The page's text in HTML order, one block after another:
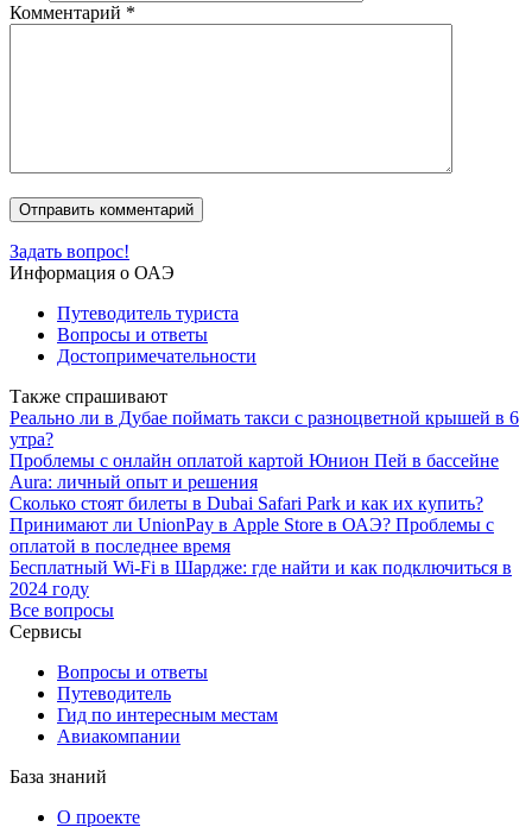
Комментарий *
Задать вопрос!
Информация о ОАЭ
Путеводитель туриста
Вопросы и ответы
Достопримечательности
Также спрашивают
Реально ли в Дубае поймать такси с разноцветной крышей в 6
утра?
Проблемы с онлайн оплатой картой Юнион Пей в бассейне
Aura: личный опыт и решения
Сколько стоят билеты в Dubai Safari Park и как их купить?
Принимают ли UnionPay в Apple Store в ОАЭ? Проблемы с
оплатой в последнее время
Бесплатный Wi-Fi в Шардже: где найти и как подключиться в
2024 году
Все вопросы
Сервисы
Вопросы и ответы
Путеводитель
Гид по интересным местам
Авиакомпании
База знаний
О проекте